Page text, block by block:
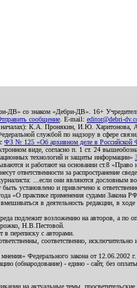
ДВ» со знаком «Дебри-ДВ». 16+
сообщение . E-mail: editor@debri-
началах): К.А. Пронякин, И.Ю.
службой по надзору в сфере
ФЗ № 125 «Об архивном деле в Российской
виде, согласно п. 1 ст. 24
технологий и защиты информации»
и работают на основании ст.8
ответственности за распространение
...если они являются дословным
установлено и привлечено к
практике применения судами Закона
в деятельность редакции, в
подлежит возложению на авторов, а по
Н.В.Пестовой.
в переписку с авторами.
соответственно,
Федерального закона от
(обнародование) - едино - сайт, без оплаты
на актуальные темы,